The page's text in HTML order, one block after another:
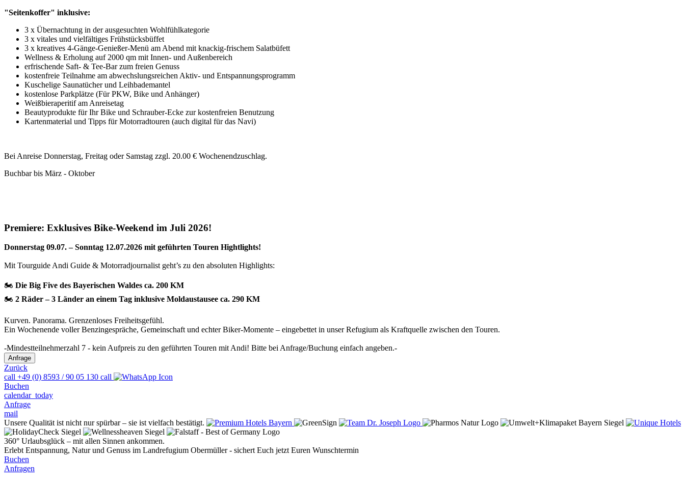
"Seitenkoffer" inklusive:
3 x Übernachtung in der ausgesuchten Wohlfühlkategorie
3 x vitales und vielfältiges Frühstücksbüffet
3 x kreatives 4-Gänge-Genießer-Menü am Abend mit knackig-frischem Salatbüfett
Wellness & Erholung auf 2000 qm mit Innen- und Außenbereich
erfrischende Saft- & Tee-Bar zum freien Genuss
kostenfreie Teilnahme am abwechslungsreichen Aktiv- und Entspannungsprogramm
Kuschelige Saunatücher und Leihbademantel
kostenlose Parkplätze (Für PKW, Bike und Anhänger)
Weißbieraperitif am Anreisetag
Beautyprodukte für Ihr Bike und Schrauber-Ecke zur kostenfreien Benutzung
Kartenmaterial und Tipps für Motorradtouren (auch digital für das Navi)
Bei Anreise Donnerstag, Freitag oder Samstag zzgl. 20.00 € Wochenendzuschlag.
Buchbar bis März - Oktober
Premiere: Exklusives Bike-Weekend im Juli 2026!
Donnerstag 09.07. – Sonntag 12.07.2026 mit geführten Touren Hightlights!
Mit Tourguide Andi Guide & Motorradjournalist geht’s zu den absoluten Highlights:
🏍️ Die Big Five des Bayerischen Waldes ca. 200 KM
🏍️ 2 Räder – 3 Länder an einem Tag inklusive Moldaustausee ca. 290 KM
Kurven. Panorama. Grenzenloses Freiheitsgefühl.
Ein Wochenende voller Benzingespräche, Gemeinschaft und echter Biker-Momente – eingebettet in unser Refugium als Kraftquelle zwischen den Touren.
-Mindestteilnehmerzahl 7 - kein Aufpreis zu den geführten Touren mit Andi! Bitte bei Anfrage/Buchung einfach angeben.-
Zurück
call +49 (0) 8593 / 90 05 130 call
Buchen
calendar_today
Anfrage
mail
Unsere Qualität ist nicht nur spürbar – sie ist vielfach bestätigt.
360° Urlaubsglück – mit allen Sinnen ankommen.
Erlebt Entspannung, Natur und Genuss im Landrefugium Obermüller - sichert Euch jetzt Euren Wunschtermin
Buchen
Anfragen